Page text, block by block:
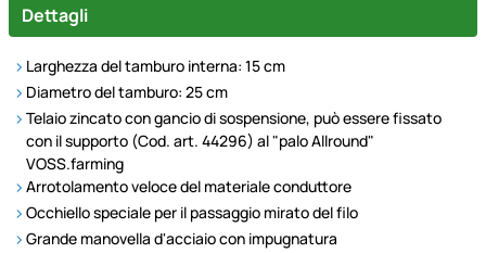
Dettagli
Larghezza del tamburo interna: 15 cm
Diametro del tamburo: 25 cm
Telaio zincato con gancio di sospensione, può essere fissato
con il supporto (Cod. art. 44296) al "palo Allround"
VOSS.farming
Arrotolamento veloce del materiale conduttore
Occhiello speciale per il passaggio mirato del filo
Grande manovella d'acciaio con impugnatura